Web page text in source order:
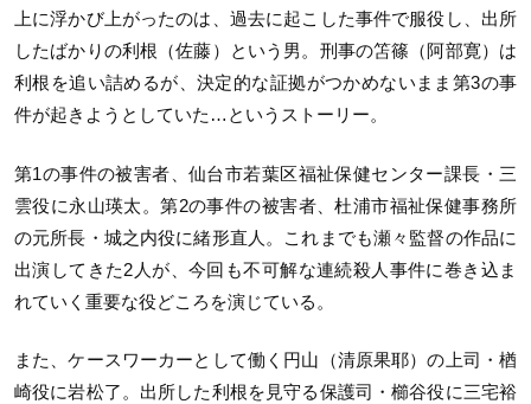
上に浮かび上がったのは、過去に起こした事件で服役し、出所
したばかりの利根（佐藤）という男。刑事の笘篠（阿部寛）は
利根を追い詰めるが、決定的な証拠がつかめないまま第3の事
件が起きようとしていた…というストーリー。
第1の事件の被害者、仙台市若葉区福祉保健センター課長・三
雲役に永山瑛太。第2の事件の被害者、杜浦市福祉保健事務所
の元所長・城之内役に緒形直人。これまでも瀬々監督の作品に
出演してきた2人が、今回も不可解な連続殺人事件に巻き込ま
れていく重要な役どころを演じている。
また、ケースワーカーとして働く円山（清原果耶）の上司・楢
崎役に岩松了。出所した利根を見守る保護司・櫛谷役に三宅裕